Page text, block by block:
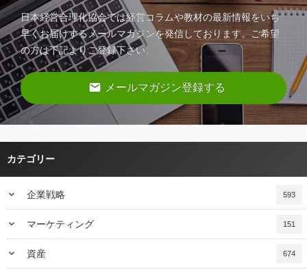
日本経営合理化協会では経営コラムや教材の最新情報をいち
早くお届けするメールマガジンを発信しております。ご希望
の方は下記よりご登録下さい。
email メールマガジン登録する
カテゴリー
keyboard_arrow_down 企業戦略 593
keyboard_arrow_down マーケティング 151
keyboard_arrow_down 資産 674